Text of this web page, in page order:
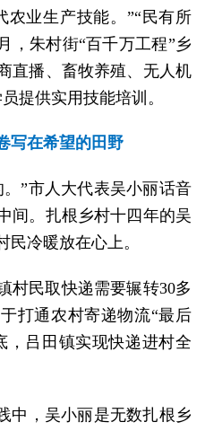
农业生产技能。”“民有所
，朱村街“百千万工程”乡
直播、畜牧养殖、无人机
提供实用技能培训。
写在希望的田野
”市人大代表吴小丽话音
间。扎根乡村十四年的吴
冷暖放在心上。
村民取快递需要辗转30多
打通农村寄递物流“最后
，吕田镇实现快递进村全
中，吴小丽是无数扎根乡